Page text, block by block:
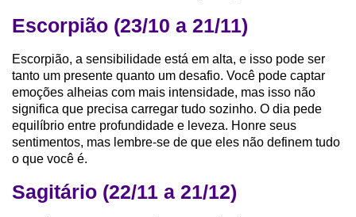
Escorpião (23/10 a 21/11)
Escorpião, a sensibilidade está em alta, e isso pode ser
tanto um presente quanto um desafio. Você pode captar
emoções alheias com mais intensidade, mas isso não
significa que precisa carregar tudo sozinho. O dia pede
equilíbrio entre profundidade e leveza. Honre seus
sentimentos, mas lembre-se de que eles não definem tudo
o que você é.
Sagitário (22/11 a 21/12)